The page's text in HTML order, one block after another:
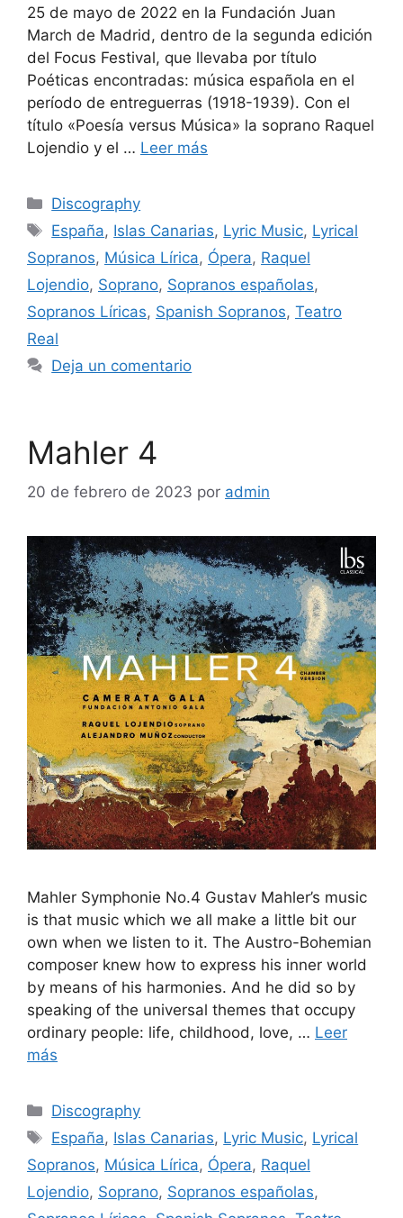
25 de mayo de 2022 en la Fundación Juan
March de Madrid, dentro de la segunda edición
del Focus Festival, que llevaba por título
Poéticas encontradas: música española en el
período de entreguerras (1918-1939). Con el
título «Poesía versus Música» la soprano Raquel
Lojendio y el … Leer más
Discography
España, Islas Canarias, Lyric Music, Lyrical
Sopranos, Música Lírica, Ópera, Raquel
Lojendio, Soprano, Sopranos españolas,
Sopranos Líricas, Spanish Sopranos, Teatro
Real
Deja un comentario
Mahler 4
20 de febrero de 2023 por admin
Mahler Symphonie No.4 Gustav Mahler’s music
is that music which we all make a little bit our
own when we listen to it. The Austro-Bohemian
composer knew how to express his inner world
by means of his harmonies. And he did so by
speaking of the universal themes that occupy
ordinary people: life, childhood, love, … Leer
más
Discography
España, Islas Canarias, Lyric Music, Lyrical
Sopranos, Música Lírica, Ópera, Raquel
Lojendio, Soprano, Sopranos españolas,